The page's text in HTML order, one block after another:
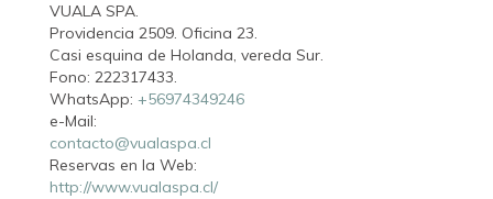
VUALA SPA.
Providencia 2509. Oficina 23.
Casi esquina de Holanda, vereda Sur.
Fono: 222317433.
WhatsApp: +56974349246
e-Mail:
contacto@vualaspa.cl
Reservas en la Web:
http://www.vualaspa.cl/